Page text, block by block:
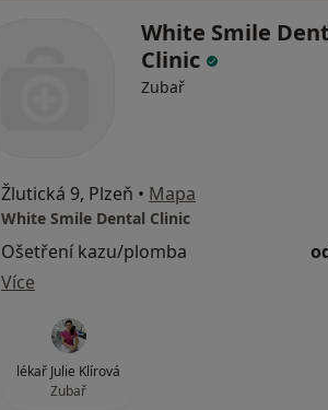
White Smile
Clinic
Zubař
Žlutická 9, Plzeň • Mapa
White Smile Dental Clinic
Ošetření kazu/plomba
Více
lékař Julie Klírová
Zubař